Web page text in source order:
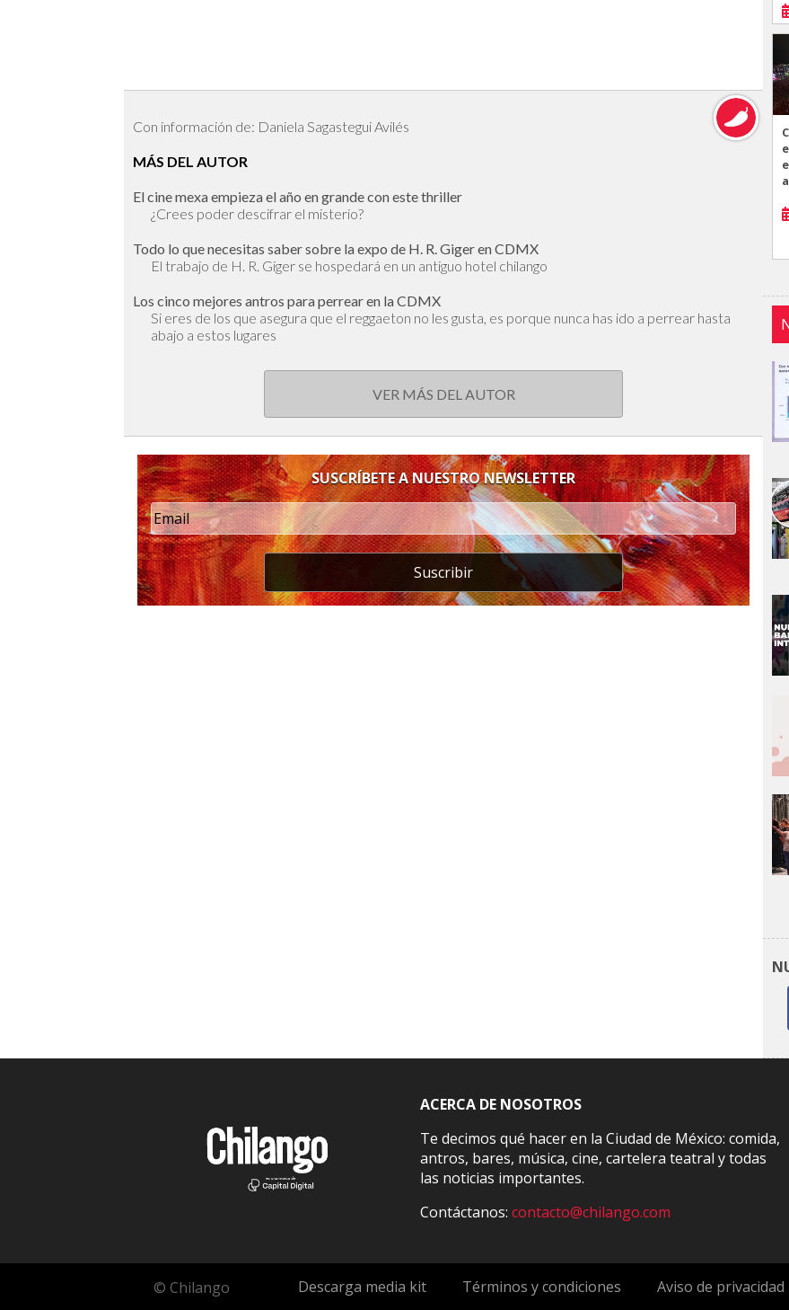
Con información de: Daniela Sagastegui Avilés
MÁS DEL AUTOR
El cine mexa empieza el año en grande con este thriller
¿Crees poder descifrar el misterio?
Todo lo que necesitas saber sobre la expo de H. R. Giger en CDMX
El trabajo de H. R. Giger se hospedará en un antiguo hotel chilango
Los cinco mejores antros para perrear en la CDMX
Si eres de los que asegura que el reggaeton no les gusta, es porque nunca has ido a perrear hasta
abajo a estos lugares
VER MÁS DEL AUTOR
SUSCRÍBETE A NUESTRO NEWSLETTER
Suscribir
ACERCA DE NOSOTROS
Te decimos qué hacer en la Ciudad de México: comida,
antros, bares, música, cine, cartelera teatral y todas
las noticias importantes.
Contáctanos:contacto@chilango.com
© Chilango Descarga media kit Términos y condiciones Aviso de privacidad